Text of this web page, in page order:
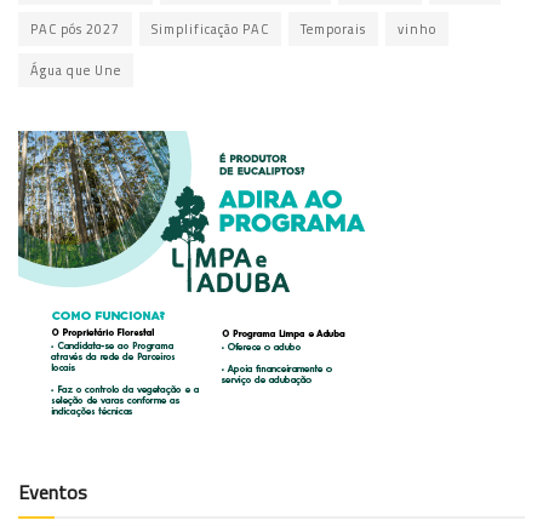
PAC pós 2027 Simplificação PAC Temporais vinho
Água que Une
Eventos